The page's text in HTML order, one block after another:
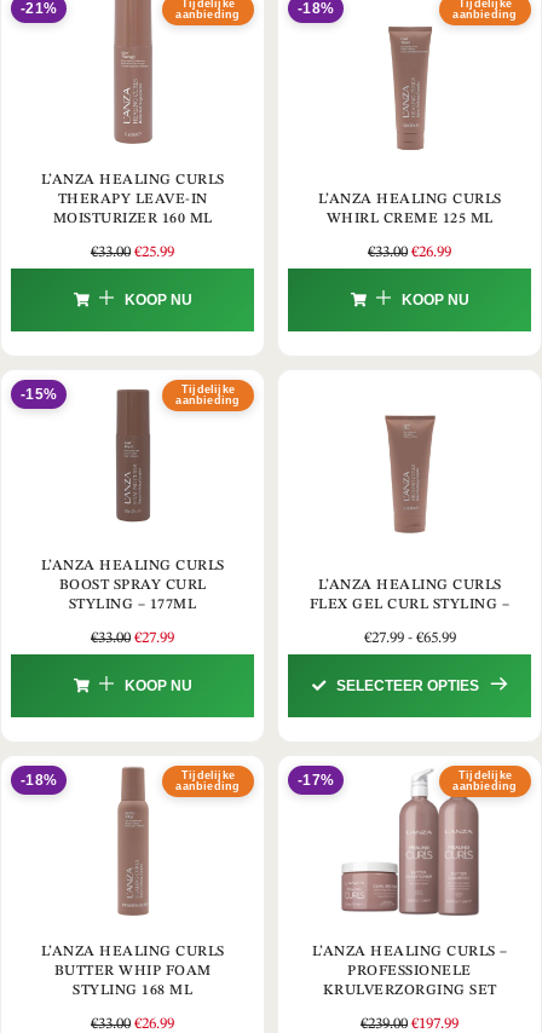
Tijdelijke
aanbieding
-21%
L’ANZA HEALING CURLS
THERAPY LEAVE-IN
MOISTURIZER 160 ML
€33.00 €25.99
KOOP NU
Tijdelijke
aanbieding
-18%
L’ANZA HEALING CURLS
WHIRL CREME 125 ML
€33.00 €26.99
KOOP NU
Tijdelijke
aanbieding
-15%
L’ANZA HEALING CURLS
BOOST SPRAY CURL
STYLING – 177ML
€33.00 €27.99
KOOP NU
L’ANZA HEALING CURLS
FLEX GEL CURL STYLING –
€27.99 - €65.99
SELECTEER OPTIES
Tijdelijke
aanbieding
-18%
L’ANZA HEALING CURLS
BUTTER WHIP FOAM
STYLING 168 ML
€33.00 €26.99
Tijdelijke
aanbieding
-17%
L’ANZA HEALING CURLS –
PROFESSIONELE
KRULVERZORGING SET
€239.00 €197.99